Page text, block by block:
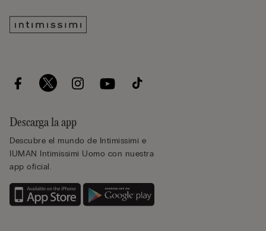
Descarga la app
Descubre el mundo de Intimissimi e
IUMAN Intimissimi Uomo con nuestra
app oficial.